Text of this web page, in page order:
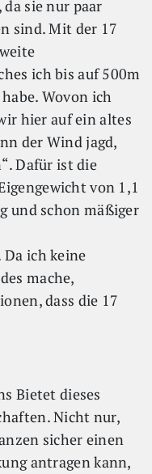
sie nur paar
sind. Mit der 17
ich bis auf 500m
Wovon ich
hier auf ein altes
der Wind jagd,
Dafür ist die
von 1,1
und schon mäßiger
ich keine
mache,
dass die 17
Bietet dieses
Nicht nur,
sicher einen
antragen kann,